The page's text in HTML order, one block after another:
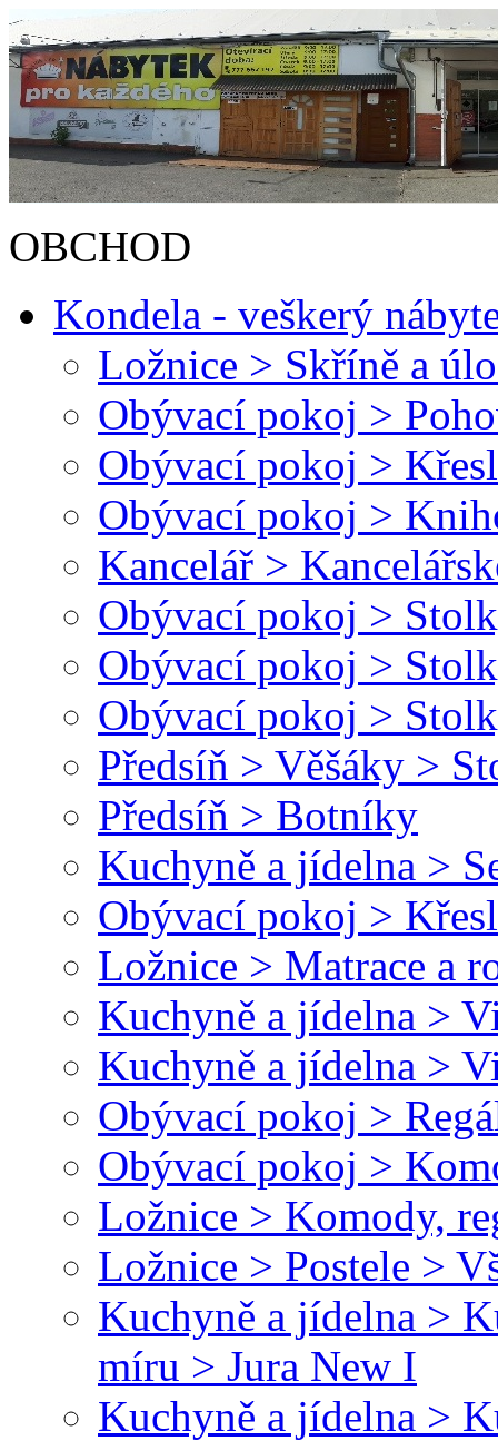
OBCHOD
Kondela - veškerý
Ložnice > Skříně a
Obývací pokoj >
Obývací pokoj >
Obývací pokoj >
Kancelář >
Obývací pokoj >
Obývací pokoj >
Obývací pokoj >
Předsíň > Věšáky >
Předsíň > Botníky
Kuchyně a jídelna >
Obývací pokoj >
Ložnice > Matrace a
Kuchyně a jídelna >
Kuchyně a jídelna >
Obývací pokoj >
Obývací pokoj >
Ložnice > Komody,
Ložnice > Postele >
Kuchyně a jídelna >
míru > Jura New I
Kuchyně a jídelna >